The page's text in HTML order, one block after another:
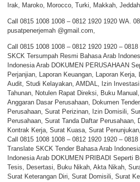
Irak, Maroko, Morocco, Turki, Makkah,
Call 0815 1008 1008 – 0812 1920 1920 WA.
pusatpenerjemah @gmail.com,
Call 0815 1008 1008 – 0812 1920 1920 –
SKCK Tersumpah Resmi Bahasa Arab
Indonesia Arab DOKUMEN PERUSAHAAN
Perjanjian, Laporan Keuangan, Laporan Kerja,
Audit, Studi Kelayakan, AMDAL, Izin
Tahunan, Notulen Rapat Direksi, Buku
Anggaran Dasar Perusahaan, Dokumen
Perusahaan, Surat Perizinan, Izin Domisili,
Perusahaan, Surat Tanda Daftar Perusahaan,
Kontrak Kerja, Surat Kuasa, Surat
Call 0815 1008 1008 – 0812 1920 1920 –
Translate SKCK Tender Bahasa Arab
Indonesia Arab DOKUMEN PRIBADI Seperti
Tesis, Desertasi, Buku Nikah, Akta Nikah,
Surat Keterangan Diri, Surat Domisili, Surat